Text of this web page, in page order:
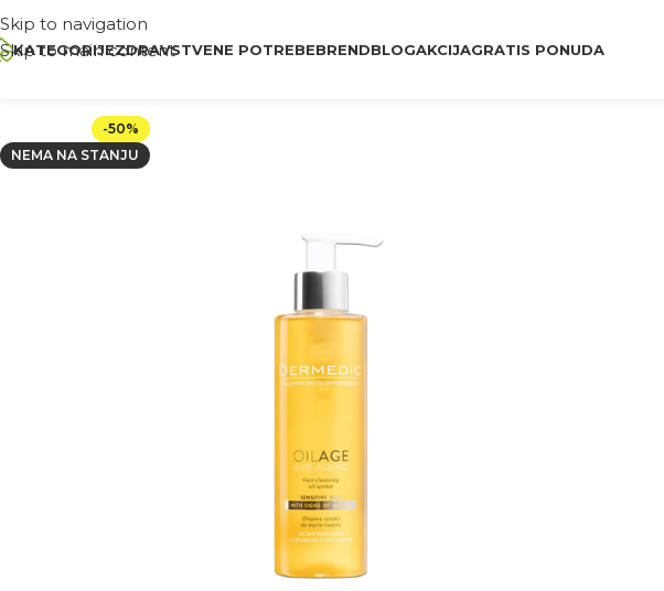
Skip to navigation
Skip to main content
KATEGORIJEZDRAVSTVENE POTREBEBRENDBLOGAKCIJAGRATIS PONUDA
-50%
NEMA NA STANJU